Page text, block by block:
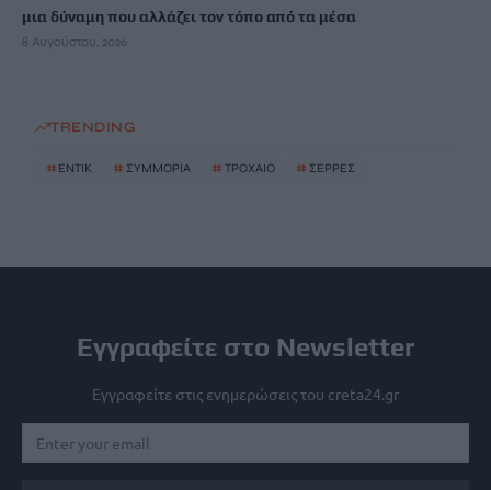
μια δύναμη που αλλάζει τον τόπο από τα μέσα
8 Αυγούστου, 2026
TRENDING
# ΕΝΤΙΚ # ΣΥΜΜΟΡΙΑ # ΤΡΟΧΑΙΟ # ΣΕΡΡΕΣ
Εγγραφείτε στο Newsletter
Εγγραφείτε στις ενημερώσεις του creta24.gr